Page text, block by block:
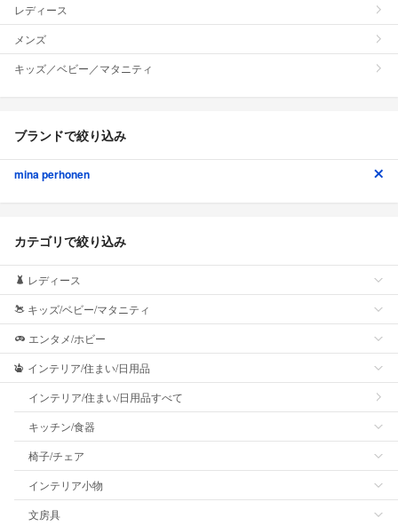
レディース
メンズ
キッズ／ベビー／マタニティ
ブランドで絞り込み
mina perhonen
カテゴリで絞り込み
レディース
キッズ/ベビー/マタニティ
エンタメ/ホビー
インテリア/住まい/日用品
インテリア/住まい/日用品すべて
キッチン/食器
椅子/チェア
インテリア小物
文房具